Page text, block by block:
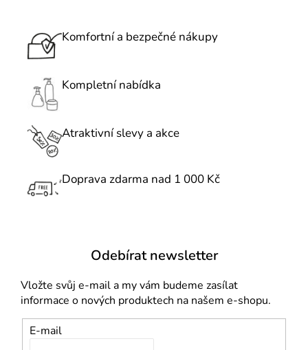
á
c
r
y
i
s
u
Komfortní a bezpečné nákupy
Kompletní nabídka
Atraktivní slevy a akce
Doprava zdarma nad 1 000 Kč
Odebírat newsletter
Vložte svůj e-mail a my vám budeme zasílat
informace o nových produktech na našem e-shopu.
E-mail